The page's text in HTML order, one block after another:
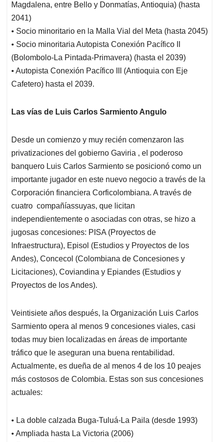
Magdalena, entre Bello y Donmatías, Antioquia) (hasta
2041)
• Socio minoritario en la Malla Vial del Meta (hasta 2045)
• Socio minoritaria Autopista Conexión Pacífico II
(Bolombolo-La Pintada-Primavera) (hasta el 2039)
• Autopista Conexión Pacífico III (Antioquia con Eje
Cafetero) hasta el 2039.
Las vías de Luis Carlos Sarmiento Angulo
Desde un comienzo y muy recién comenzaron las
privatizaciones del gobierno Gaviria , el poderoso
banquero Luis Carlos Sarmiento se posicionó como un
importante jugador en este nuevo negocio a través de la
Corporación financiera Corficolombiana. A través de
cuatro compañíassuyas, que licitan
independientemente o asociadas con otras, se hizo a
jugosas concesiones: PISA (Proyectos de
Infraestructura), Episol (Estudios y Proyectos de los
Andes), Concecol (Colombiana de Concesiones y
Licitaciones), Coviandina y Epiandes (Estudios y
Proyectos de los Andes).
Veintisiete años después, la Organización Luis Carlos
Sarmiento opera al menos 9 concesiones viales, casi
todas muy bien localizadas en áreas de importante
tráfico que le aseguran una buena rentabilidad.
Actualmente, es dueña de al menos 4 de los 10 peajes
más costosos de Colombia. Estas son sus concesiones
actuales:
• La doble calzada Buga-Tuluá-La Paila (desde 1993)
• Ampliada hasta La Victoria (2006)